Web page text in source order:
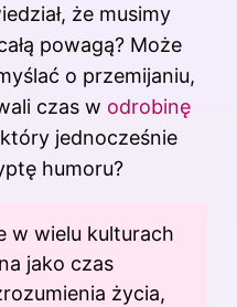
że musimy
powagą? Może
o przemijaniu,
czas w odrobinę
jednocześnie
humoru?
w wielu kulturach
jako czas
życia,